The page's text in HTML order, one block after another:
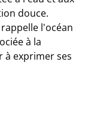
douce.
l'océan
à la
à exprimer ses